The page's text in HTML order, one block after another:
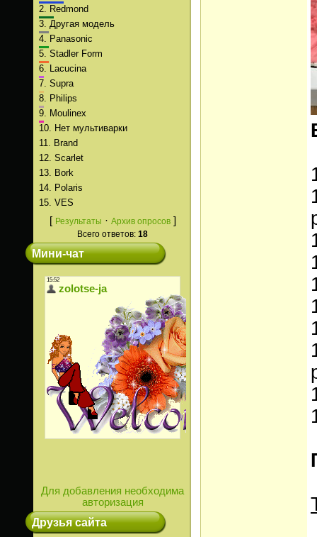
2.
Redmond
3. Другая модель
4.
Panasonic
5. Stadler Form
6.
Lacucina
7. Supra
8.
Philips
9.
Moulinex
10.
Нет мультиварки
11.
Brand
12. Scarlet
13.
Bork
14.
Polaris
15. VES
[ Результаты · Архив опросов]
Всего ответов: 18
Мини-чат
Для добавления необходима
авторизация
Друзья сайта